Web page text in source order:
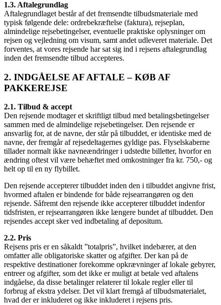
1.3. Aftalegrundlag
Aftalegrundlaget består af det fremsendte tilbudsmateriale med
typisk følgende dele: ordrebekræftelse (faktura), rejseplan,
almindelige rejsebetingelser, eventuelle praktiske oplysninger om
rejsen og vejledning om visum, samt andet udleveret materiale. Det
forventes, at vores rejsende har sat sig ind i rejsens aftalegrundlag
inden det fremsendte tilbud accepteres.
2. INDGÅELSE AF AFTALE – KØB AF
PAKKEREJSE
2.1. Tilbud & accept
Den rejsende modtager et skriftligt tilbud med betalingsbetingelser
sammen med de almindelige rejsebetingelser. Den rejsende er
ansvarlig for, at de navne, der står på tilbuddet, er identiske med de
navne, der fremgår af rejsedeltagernes gyldige pas. Flyselskaberne
tillader normalt ikke navneændringer i udstedte billetter, hvorfor en
ændring oftest vil være behæftet med omkostninger fra kr. 750,- og
helt op til en ny flybillet.
Den rejsende accepterer tilbuddet inden den i tilbuddet angivne frist,
hvormed aftalen er bindende for både rejsearrangøren og den
rejsende. Såfremt den rejsende ikke accepterer tilbuddet indenfor
tidsfristen, er rejsearrangøren ikke længere bundet af tilbuddet. Den
rejsendes accept sker ved indbetaling af depositum.
2.2. Pris
Rejsens pris er en såkaldt ”totalpris”, hvilket indebærer, at den
omfatter alle obligatoriske skatter og afgifter. Der kan på de
respektive destinationer forekomme opkrævninger af lokale gebyrer,
entreer og afgifter, som det ikke er muligt at betale ved aftalens
indgåelse, da disse betalinger relaterer til lokale regler eller til
forbrug af ekstra ydelser. Det vil klart fremgå af tilbudsmaterialet,
hvad der er inkluderet og ikke inkluderet i rejsens pris.